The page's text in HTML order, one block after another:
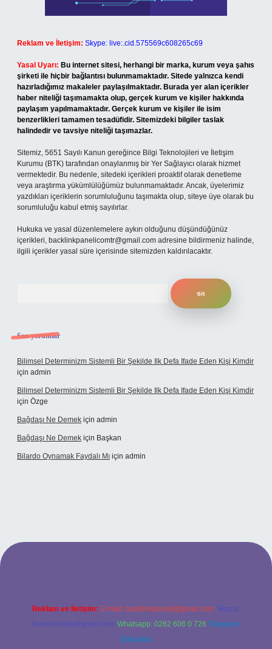
Reklam ve İletişim: Skype: live:.cid.575569c608265c69
Yasal Uyarı: Bu internet sitesi, herhangi bir marka, kurum veya şahıs
şirketi ile hiçbir bağlantısı bulunmamaktadır. Sitede yalnızca kendi
hazırladığımız makaleler paylaşılmaktadır. Burada yer alan içerikler
haber niteliği taşımamakta olup, gerçek kurum ve kişiler hakkında
paylaşım yapılmamaktadır. Gerçek kurum ve kişiler ile isim
benzerlikleri tamamen tesadüfidir. Sitemizdeki bilgiler taslak
halindedir ve tavsiye niteliği taşımazlar.
Sitemiz, 5651 Sayılı Kanun gereğince Bilgi Teknolojileri ve İletişim
Kurumu (BTK) tarafından onaylanmış bir Yer Sağlayıcı olarak hizmet
vermektedir. Bu nedenle, sitedeki içerikleri proaktif olarak denetleme
veya araştırma yükümlülüğümüz bulunmamaktadır. Ancak, üyelerimiz
yazdıkları içeriklerin sorumluluğunu taşımakta olup, siteye üye olarak bu
sorumluluğu kabul etmiş sayılırlar.
Hukuka ve yasal düzenlemelere aykırı olduğunu düşündüğünüz
içerikleri, backlinkpanelicomtr@gmail.com adresine bildirmeniz halinde,
ilgili içerikler yasal süre içerisinde sitemizden kaldırılacaktır.
Son yorumlar
Bilimsel Determinizm Sistemli Bir Şekilde Ilk Defa Ifade Eden Kişi Kimdir
için admin
Bilimsel Determinizm Sistemli Bir Şekilde Ilk Defa Ifade Eden Kişi Kimdir
için Özge
Bağdaşı Ne Demek için admin
Bağdaşı Ne Demek için Başkan
Bilardo Oynamak Faydalı Mı için admin
bahis sitesi
Reklam ve İletişim: E-mail: backlinkpaneli@gmail.com Teams:
forumhizmeti@gmail.com Whatsapp: 0262 606 0 726 Telegram:
@karabul